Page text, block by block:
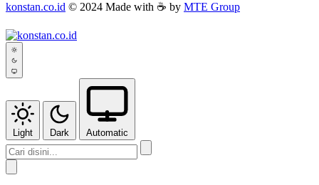
konstan.co.id © 2024 Made with ☕ by MTE Group
Light Dark Automatic